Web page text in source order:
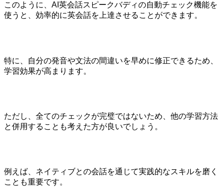
このように、AI英会話スピークバディの自動チェック機能を
使うと、効率的に英会話を上達させることができます。
特に、自分の発音や文法の間違いを早めに修正できるため、
学習効果が高まります。
ただし、全てのチェックが完璧ではないため、他の学習方法
と併用することも考えた方が良いでしょう。
例えば、ネイティブとの会話を通じて実践的なスキルを磨く
ことも重要です。